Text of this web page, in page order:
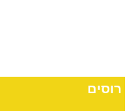
רוסים